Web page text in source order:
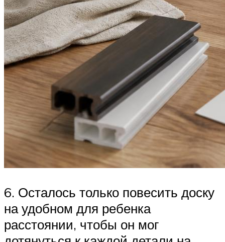
6. Осталось только повесить доску
на удобном для ребенка
расстоянии, чтобы он мог